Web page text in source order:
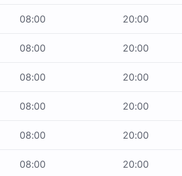
08:00 20:00
08:00 20:00
08:00 20:00
08:00 20:00
08:00 20:00
08:00 20:00